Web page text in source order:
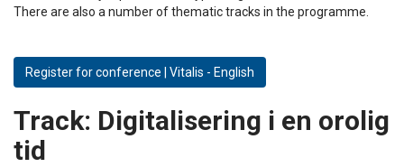
There are also a number of thematic tracks in the programme.
Register for conference | Vitalis - English
Track: Digitalisering i en orolig
tid